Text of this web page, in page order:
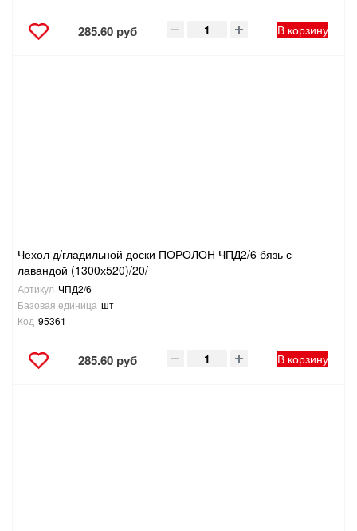
285.60 руб В корзину
Чехол д/гладильной доски ПОРОЛОН ЧПД2/6 бязь с
лавандой (1300х520)/20/
Артикул ЧПД2/6
Базовая единица шт
Код 95361
285.60 руб В корзину